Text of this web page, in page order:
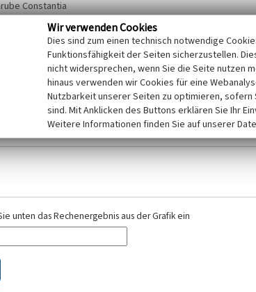
Ihres Namens und Ihrer E-Mail-Adresse. Ihre Angaben
entsprechend der Vorschriften des Telemediengesetzes, des
DSGVO) vertraulich behandelt, beachten Sie bitte unsere
unten das Rechenergebnis aus der Grafik ein
Wir verwenden Cookies
Dies sind zum einen technisch notwendige
Funktionsfähigkeit der Seiten sicherzustellen.
nicht widersprechen, wenn Sie die Seite nutzen
hinaus verwenden wir Cookies für eine
Nutzbarkeit unserer Seiten zu optimieren, sofern
sind. Mit Anklicken des Buttons erklären Sie Ihr
Weitere Informationen finden Sie auf unserer